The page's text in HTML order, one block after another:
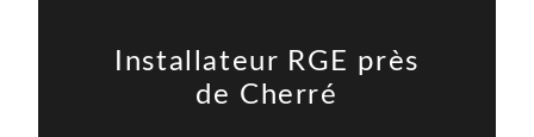
Installateur RGE près
de Cherré